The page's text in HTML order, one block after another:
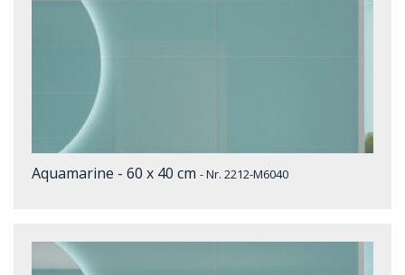
Aquamarine - 60 x 40 cm - Nr. 2212-M6040